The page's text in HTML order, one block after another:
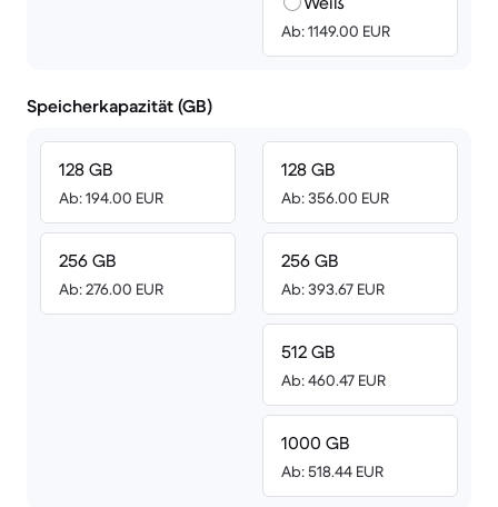
Ab: 1149.00 EUR
Speicherkapazität (GB)
128 GB
Ab: 194.00 EUR
256 GB
Ab: 276.00 EUR
128 GB
Ab: 356.00 EUR
256 GB
Ab: 393.67 EUR
512 GB
Ab: 460.47 EUR
1000 GB
Ab: 518.44 EUR